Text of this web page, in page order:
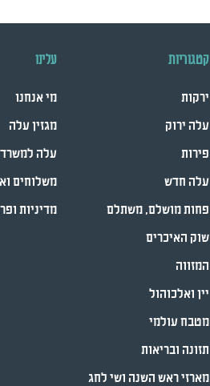
קטגוריות
ירקות
עלה ירוק
פירות
עלה חדש
פחות מושלם, משתלם
שוק האיכרים
המזווה
יין ואלכוהול
מטבח עולמי
תזונה ובריאות
מארזי ראש השנה ושי לחג
עלינו
מי אנחנו
מגזין עלה
עלה למשרד
משלוחים
מדיניות